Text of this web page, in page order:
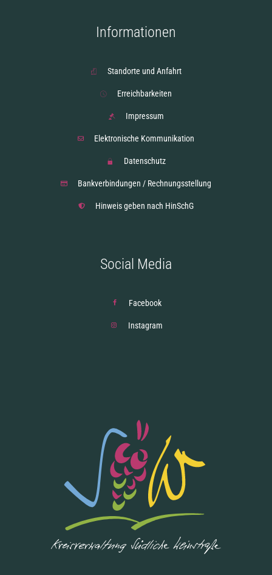
Informationen
Standorte und Anfahrt
Erreichbarkeiten
Impressum
Elektronische Kommunikation
Datenschutz
Bankverbindungen / Rechnungsstellung
Hinweis geben nach HinSchG
Social Media
Facebook
Instagram